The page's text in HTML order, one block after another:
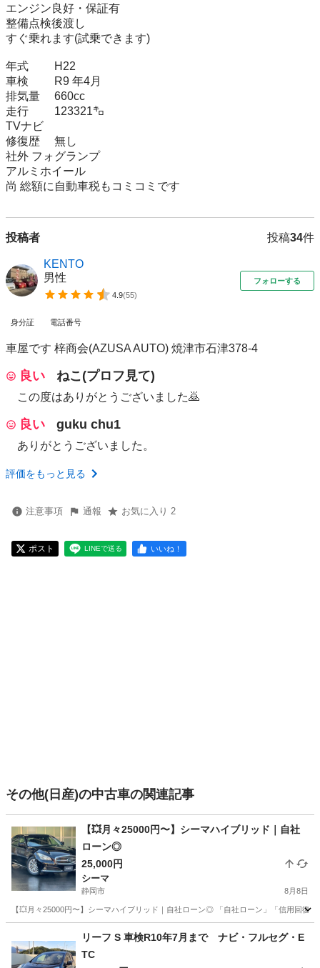
エンジン良好・保証有
整備点検後渡し
すぐ乗れます(試乗できます)
年式         H22
車検         R9 年4月
排気量     660cc
走行         123321㌔
TVナビ
修復歴     無し
社外 フォグランプ
アルミホイール
尚 総額に自動車税もコミコミです
投稿者 投稿34件
KENTO
男性
4.9(55)
フォローする
身分証 電話番号
車屋です 梓商会(AZUSA AUTO) 焼津市石津378-4
良い ねこ(プロフ見て)
この度はありがとうございました🙇
良い guku chu1
ありがとうございました。
評価をもっと見る
注意事項 通報 お気に入り 2
ポスト LINEで送る いいね！
その他(日産)の中古車の関連記事
【💥月々25000円〜】シーマハイブリッド｜自社
ローン◎
25,000円
シーマ
静岡市 8月8日
【💥月々25000円〜】シーマハイブリッド｜自社ローン◎ 「自社ローン」「信用回
シーマハイブリッド
リーフ S 車検R10年7月まで ナビ・フルセグ・E
TC